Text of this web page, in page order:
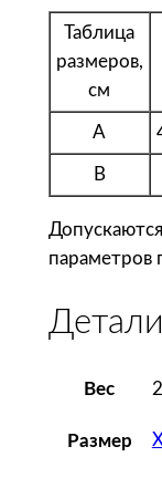
ш
ж
е
н
к
а
Таблица
размеров,
см
A
B
параметров
Детали
Вес
Размер